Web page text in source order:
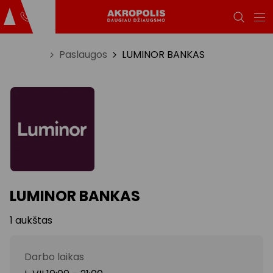
Paslaugos LUMINOR BANKAS
LUMINOR BANKAS
1 aukštas
Darbo laikas